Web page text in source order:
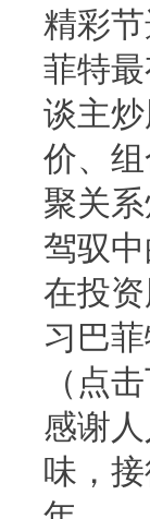
精彩
菲特
谈主
价、
聚关
驾驭
在投
习巴
（点
感谢
味，